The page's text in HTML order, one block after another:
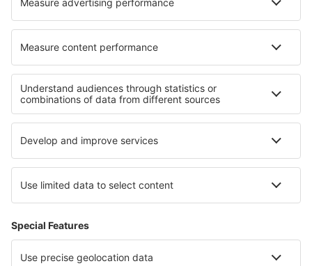
Beste hotels - regio's
Hotels in French Alps Hotels in Area Mont Blanc Srl
Hotels in La Plagne Hotels in Midi-Pyrenees
Hotels aan de Côte d'Azur Hotels in Katschberg/ Rennweg
Hotels in Moselle Valley Hotels op Ibiza
Hotels op La Gomera Hotels in Aspen